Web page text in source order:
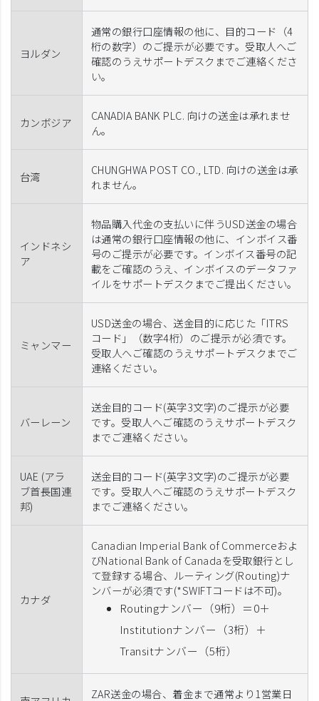
ヨルダン
通常の銀行口座情報の他に、目的コード（4
桁の数字）のご提示が必要です。受取人へご
確認のうえサポートデスクまでご連絡くださ
い。
カンボジア
CANADIA BANK PLC. 向けの送金は承れませ
ん。
台湾
CHUNGHWA POST CO., LTD. 向けの送金は承
れません。
インドネシ
ア
物品購入代金の支払いに伴うUSD送金の場合
は通常の銀行口座情報の他に、インボイス番
号のご提示が必要です。インボイス番号の記
載をご確認のうえ、インボイスのデータファ
イルをサポートデスクまでご提出ください。
ミャンマー
USD送金の場合、送金目的に応じた「ITRS
コード」（数字4桁）のご提示が必須です。
受取人へご確認のうえサポートデスクまでご
連絡ください。
バーレーン
送金目的コード(英字3文字)のご提示が必要
です。受取人へご確認のうえサポートデスク
までご連絡ください。
UAE (アラ
ブ首長国連
邦)
送金目的コード(英字3文字)のご提示が必要
です。受取人へご確認のうえサポートデスク
までご連絡ください。
カナダ
Canadian Imperial Bank of Commerceおよ
びNational Bank of Canadaを受取銀行とし
て登録する場合、ルーティング(Routing)ナ
ンバーが必須です(*SWIFTコードは不可)。
Routingナンバー（9桁）＝0＋
Institutionナンバー（3桁）＋
Transitナンバー（5桁）
ZAR送金の場合、着金まで通常より1営業日